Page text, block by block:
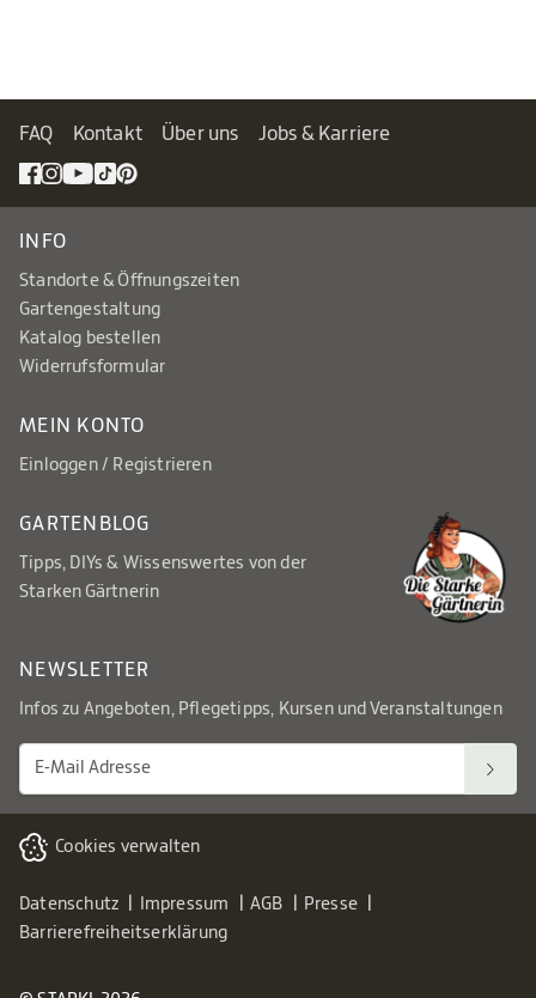
FAQ Kontakt Über uns Jobs & Karriere
INFO
Standorte & Öffnungszeiten
Gartengestaltung
Katalog bestellen
Widerrufsformular
MEIN KONTO
Einloggen / Registrieren
GARTENBLOG
Tipps, DIYs & Wissenswertes von der
Starken Gärtnerin
NEWSLETTER
Infos zu Angeboten, Pflegetipps, Kursen und Veranstaltungen
Cookies verwalten
Datenschutz Impressum AGB
Presse
Barrierefreiheitserklärung